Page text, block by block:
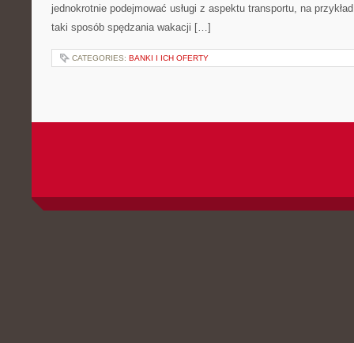
jednokrotnie podejmować usługi z aspektu transportu, na
taki sposób spędzania wakacji […]
CATEGORIES: BANKI I ICH OFERTY